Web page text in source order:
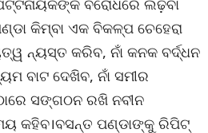
ବିରୋଧରେ ଲଢ଼ିବା
କିମ୍ବା ଏକ ବିକଳ୍ପ ଚେହେରା
ନ୍ୟସ୍ତ କରିବ, ନାଁ କନକ ବର୍ଦ୍ଧନ
ବାଟ ଦେଖିବ, ନାଁ ସମୀର
ସଙ୍ଗଠନ ରଖି ନବୀନ
କହିବ।ବସନ୍ତ ପଣ୍ଡାଙ୍କୁ ରିପିଟ୍